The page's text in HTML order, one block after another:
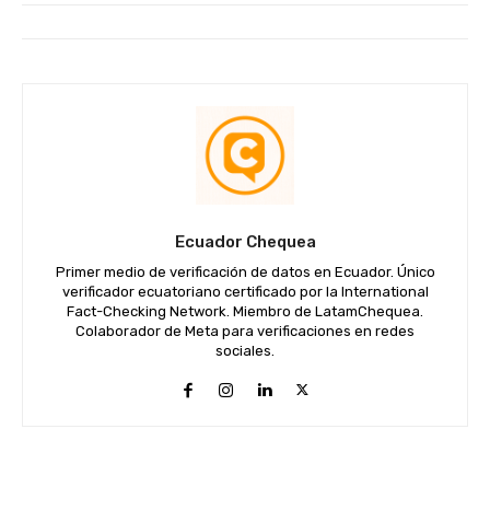
Ecuador Chequea
Primer medio de verificación de datos en Ecuador. Único
verificador ecuatoriano certificado por la International
Fact-Checking Network. Miembro de LatamChequea.
Colaborador de Meta para verificaciones en redes
sociales.